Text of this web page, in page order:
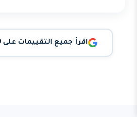
اقرأ جميع التقييمات على Google ⭐ 4.9